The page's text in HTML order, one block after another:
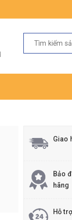
Giao
Bảo
hãng
Hỗ